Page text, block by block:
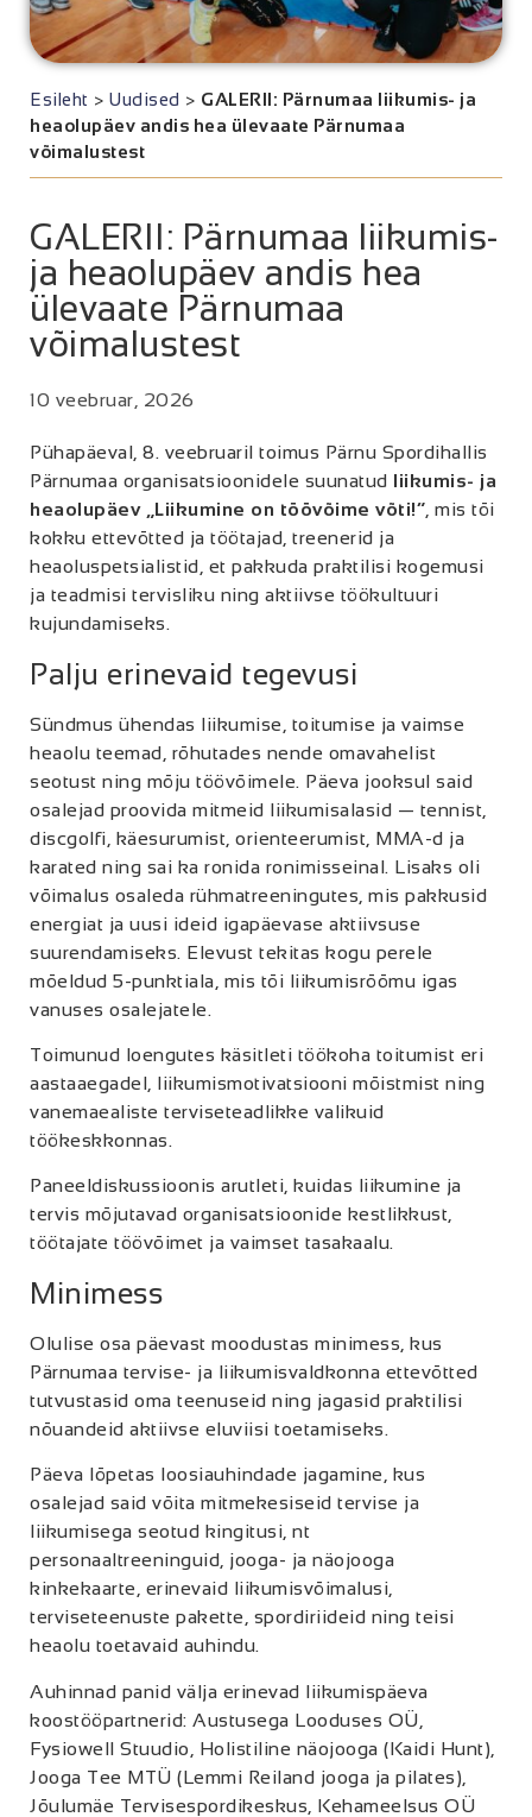
Esileht > Uudised > GALERII: Pärnumaa liikumis- ja
heaolupäev andis hea ülevaate Pärnumaa
võimalustest
GALERII: Pärnumaa liikumis-
ja heaolupäev andis hea
ülevaate Pärnumaa
võimalustest
10 veebruar, 2026
Pühapäeval, 8. veebruaril toimus Pärnu Spordihallis
Pärnumaa organisatsioonidele suunatud liikumis- ja
heaolupäev „Liikumine on töövõime võti!“ , mis tõi
kokku ettevõtted ja töötajad, treenerid ja
heaoluspetsialistid, et pakkuda praktilisi kogemusi
ja teadmisi tervisliku ning aktiivse töökultuuri
kujundamiseks.
Palju erinevaid tegevusi
Sündmus ühendas liikumise, toitumise ja vaimse
heaolu teemad, rõhutades nende omavahelist
seotust ning mõju töövõimele. Päeva jooksul said
osalejad proovida mitmeid liikumisalasid — tennist,
discgolfi, käesurumist, orienteerumist, MMA-d ja
karated ning sai ka ronida ronimisseinal. Lisaks oli
võimalus osaleda rühmatreeningutes, mis pakkusid
energiat ja uusi ideid igapäevase aktiivsuse
suurendamiseks. Elevust tekitas kogu perele
mõeldud 5-punktiala, mis tõi liikumisrõõmu igas
vanuses osalejatele.
Toimunud loengutes käsitleti töökoha toitumist eri
aastaaegadel, liikumismotivatsiooni mõistmist ning
vanemaealiste terviseteadlikke valikuid
töökeskkonnas.
Paneeldiskussioonis arutleti, kuidas liikumine ja
tervis mõjutavad organisatsioonide kestlikkust,
töötajate töövõimet ja vaimset tasakaalu.
Minimess
Olulise osa päevast moodustas minimess, kus
Pärnumaa tervise- ja liikumisvaldkonna ettevõtted
tutvustasid oma teenuseid ning jagasid praktilisi
nõuandeid aktiivse eluviisi toetamiseks.
Päeva lõpetas loosiauhindade jagamine, kus
osalejad said võita mitmekesiseid tervise ja
liikumisega seotud kingitusi, nt
personaaltreeninguid, jooga- ja näojooga
kinkekaarte, erinevaid liikumisvõimalusi,
terviseteenuste pakette, spordiriideid ning teisi
heaolu toetavaid auhindu.
Auhinnad panid välja erinevad liikumispäeva
koostööpartnerid: Austusega Looduses OÜ,
Fysiowell Stuudio, Holistiline näojooga (Kaidi Hunt),
Jooga Tee MTÜ (Lemmi Reiland jooga ja pilates),
Jõulumäe Tervisespordikeskus, Kehameelsus OÜ